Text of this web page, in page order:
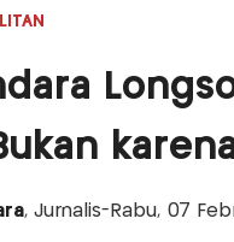
, Jurnalis-Rabu, 07